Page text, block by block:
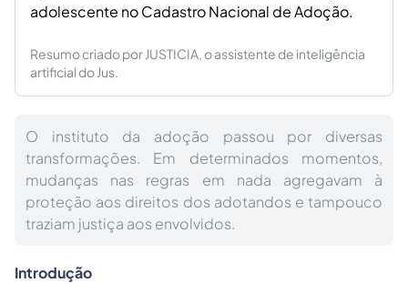
adolescente no Cadastro Nacional de Adoção.
Resumo criado por JUSTICIA, o assistente de inteligência
artificial do Jus.
O instituto da adoção passou por diversas
transformações. Em determinados momentos,
mudanças nas regras em nada agregavam à
proteção aos direitos dos adotandos e tampouco
traziam justiça aos envolvidos.
Introdução